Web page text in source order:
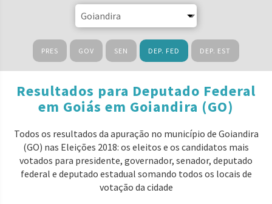
PRES GOV SEN DEP. FED DEP. EST
Resultados para Deputado Federal
em Goiás em Goiandira (GO)
Todos os resultados da apuração no município de Goiandira
(GO) nas Eleições 2018: os eleitos e os candidatos mais
votados para presidente, governador, senador, deputado
federal e deputado estadual somando todos os locais de
votação da cidade